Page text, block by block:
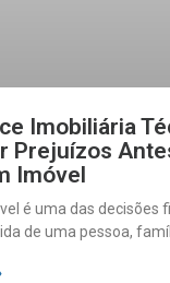
Imobiliária
Prejuízos
Imóvel
é uma das decisões
de uma pessoa,